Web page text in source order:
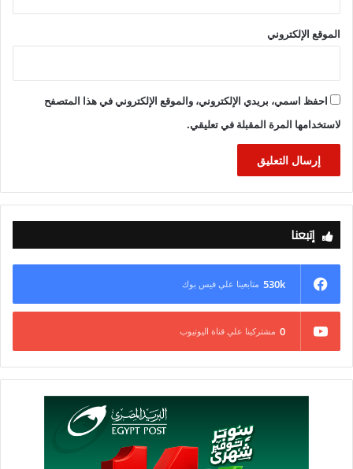
الثقافي والإعلامي، وأبرز المشروعات والمحطات في الجوانب
الرياضية والفنية والثقافية وغيرها، فيما تُختتم الأيام بحفل فنيّ ثقافيّ
ضخم يشارك فيه أكثر من 7000 شخصية.
الموقع الإلكتروني
احفظ اسمي، بريدي الإلكتروني، والموقع الإلكتروني في هذا المتصفح
لاستخدامها المرة المقبلة في تعليقي.
إتبعنا
530k متابعينا علي فيس بوك
0 مشتركينا علي قناة اليوتيوب